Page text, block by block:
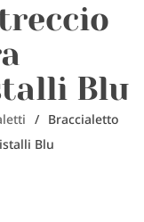
Blu
/ Braccialetto
Blu